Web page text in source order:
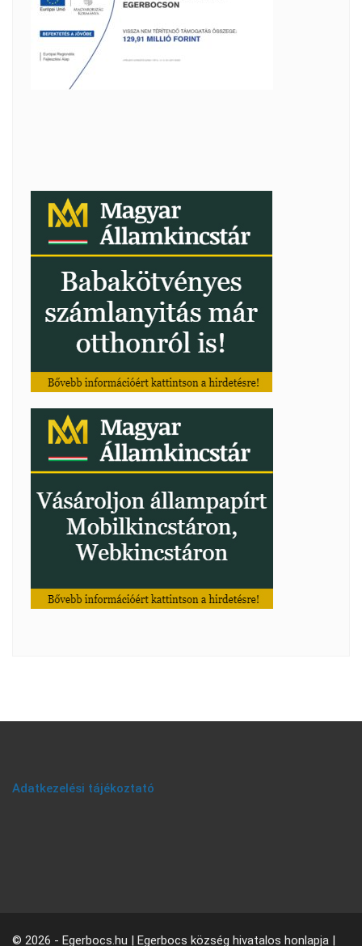
Adatkezelési tájékoztató
© 2026 - Egerbocs.hu | Egerbocs község hivatalos honlapja |